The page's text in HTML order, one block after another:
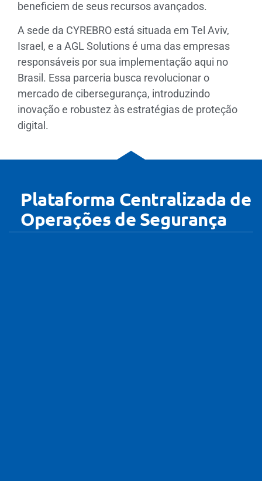
beneficiem de seus recursos avançados.
A sede da CYREBRO está situada em Tel Aviv,
Israel, e a AGL Solutions é uma das empresas
responsáveis por sua implementação aqui no
Brasil. Essa parceria busca revolucionar o
mercado de cibersegurança, introduzindo
inovação e robustez às estratégias de proteção
digital.
Plataforma Centralizada de
Operações de Segurança